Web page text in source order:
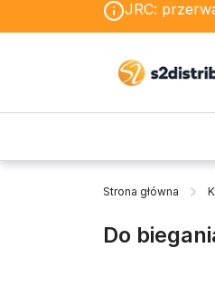
JRC:
Strona główna
Do